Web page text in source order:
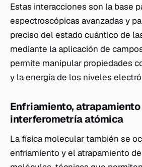
Estas interacciones son la base
espectroscópicas avanzadas y
preciso del estado cuántico de
mediante la aplicación de
permite manipular propiedades
y la energía de los niveles
Enfriamiento, atrapamiento
interferometría atómica
La física molecular también se
enfriamiento y el atrapamiento